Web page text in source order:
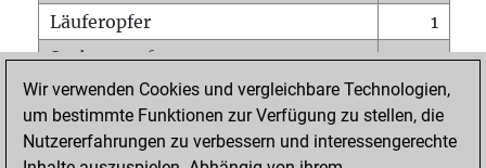
Läuferopfer
1
Springeropfer
1
Bauernopfer
5
Matt auf vollem Brett
0
Wir verwenden Cookies und vergleichbare Technologien,
um bestimmte Funktionen zur Verfügung zu stellen, die
Nutzererfahrungen zu verbessern und interessengerechte